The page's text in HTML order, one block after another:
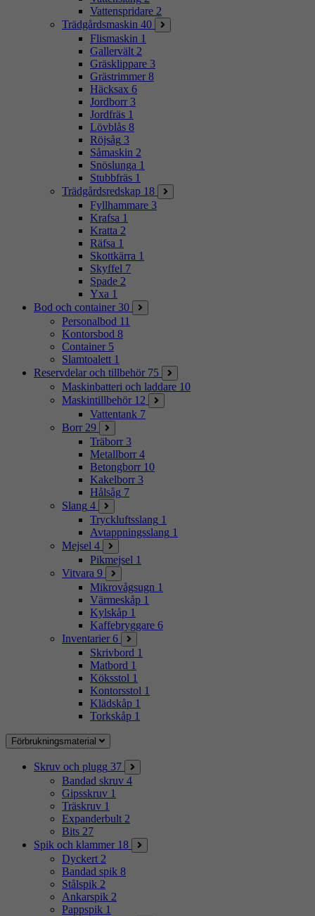
Vattenspridare 2
Trädgårdsmaskin 40
Flismaskin 1
Gallervält 2
Gräsklippare 3
Grästrimmer 8
Häcksax 6
Jordborr 3
Jordfräs 1
Lövblås 8
Röjsåg 3
Såmaskin 2
Snöslunga 1
Stubbfräs 1
Trädgårdsredskap 18
Fyllhammare 3
Krafsa 1
Kratta 2
Räfsa 1
Skottkärra 1
Skyffel 7
Spade 2
Yxa 1
Bod och container 30
Personalbod 11
Kontorsbod 8
Container 5
Slamtoalett 1
Reservdelar och tillbehör 75
Maskinbatteri och laddare 10
Maskintillbehör 12
Vattentank 7
Borr 29
Träborr 3
Metallborr 4
Betongborr 10
Kakelborr 3
Hålsåg 7
Slang 4
Tryckluftsslang 1
Avtappningsslang 1
Mejsel 4
Pikmejsel 1
Vitvara 9
Mikrovågsugn 1
Värmeskåp 1
Kylskåp 1
Kaffebryggare 6
Inventarier 6
Skrivbord 1
Matbord 1
Köksstol 1
Kontorsstol 1
Klädskåp 1
Torkskåp 1
Förbrukningsmaterial
Skruv och plugg 37
Bandad skruv 4
Gipsskruv 1
Träskruv 1
Expanderbult 2
Bits 27
Spik och klammer 18
Dyckert 2
Bandad spik 8
Stålspik 2
Ankarspik 2
Pappspik 1